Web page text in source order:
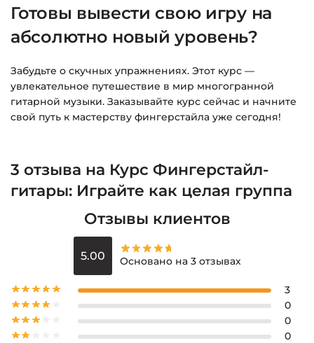
Готовы вывести свою игру на
абсолютно новый уровень?
Забудьте о скучных упражнениях. Этот курс —
увлекательное путешествие в мир многогранной
гитарной музыки. Заказывайте курс сейчас и начните
свой путь к мастерству фингерстайла уже сегодня!
3 отзыва на Курс Фингерстайл-
гитары: Играйте как целая группа
Отзывы клиентов
5.00 Основано на 3 отзывах
3
0
0
0